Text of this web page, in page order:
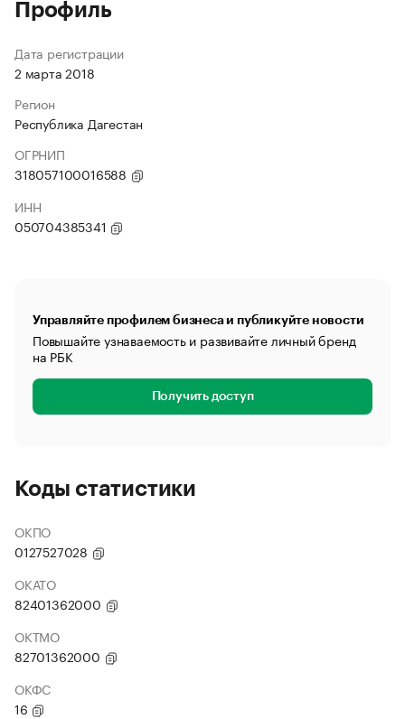
Профиль
Дата регистрации
2 марта 2018
Регион
Республика Дагестан
ОГРНИП
318057100016588
ИНН
050704385341
Управляйте профилем бизнеса и публикуйте новости
Повышайте узнаваемость и развивайте личный бренд
на РБК
Получить доступ
Коды статистики
ОКПО
0127527028
ОКАТО
82401362000
ОКТМО
82701362000
ОКФС
16